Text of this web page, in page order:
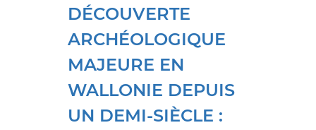
DÉCOUVERTE
ARCHÉOLOGIQUE
MAJEURE EN
WALLONIE DEPUIS
UN DEMI-SIÈCLE :